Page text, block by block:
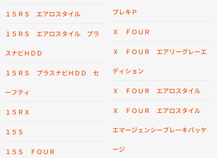
１５ＲＳ エアロスタイル
１５ＲＳ エアロスタイル プラ
スナビＨＤＤ
１５ＲＳ プラスナビＨＤＤ セ
ーフティ
１５ＲＸ
１５Ｓ
１５Ｓ ＦＯＵＲ
ブレキＰ
Ｘ ＦＯＵＲ
Ｘ ＦＯＵＲ エアリーグレーエ
ディション
Ｘ ＦＯＵＲ エアロスタイル
Ｘ ＦＯＵＲ エアロスタイル
エマージェンシーブレーキパッケ
ージ